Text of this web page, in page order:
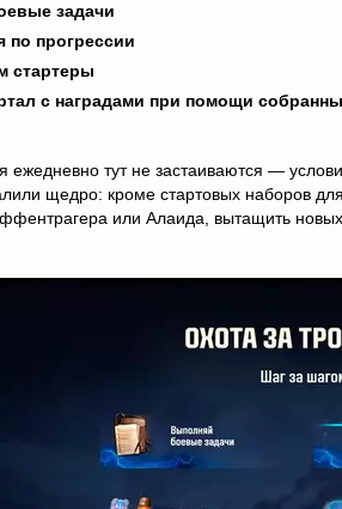
задачи
по прогрессии
стартеры
с наградами при помощи
ежедневно тут не застаиваются —
щедро: кроме стартовых наборов
или Алаида, вытащить